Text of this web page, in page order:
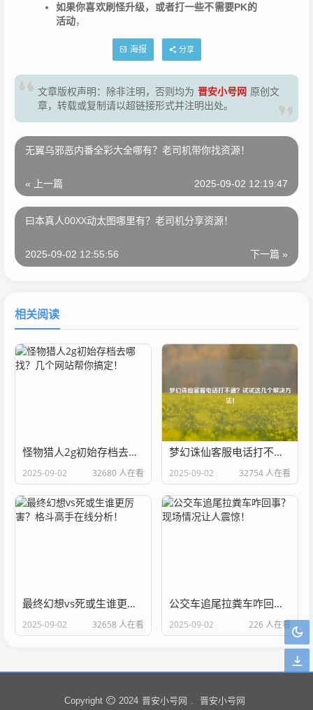
如果你喜欢刷怪升级，或者打一些不需要PK的
活动，
海报 分享
文章版权声明：除非注明，否则均为 晋安小号网 原创文
章，转载或复制请以超链接形式并注明出处。
无翼乌邪恶内番全彩大全哪有？老司机带你找资源！
« 上一篇 2025-09-02 12:19:47
曰本真人00XX动太图哪里有？老司机分享资源！
下一篇 »
2025-09-02 12:55:56
相关阅读
怪物猎人2g初始存档去哪找？几个网站帮你搞定！
2025-09-02 32680 人在看
梦幻诛仙客服电话打不通？试试这几个解决方法！
2025-09-02 32754 人在看
最终幻想vs死或生谁更厉害？格斗高手在线分析！
2025-09-02 32658 人在看
公交车追尾拉粪车咋回事？现场情况让人震惊！
2025-09-02 226 人在看
Copyright 2024 晋安小号网 晋安小号网